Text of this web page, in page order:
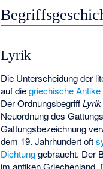
Lyrik
Die Unterscheidung der
auf diegriechische Antike
Der OrdnungsbegriffLyrik
Neuordnung des
Gattungsbezeichnung
dem 19. Jahrhundert oft
Dichtunggebraucht. Der
im antiken Griechenland.